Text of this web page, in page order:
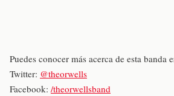
Puedes conocer más acerca de esta banda
Twitter: @theorwells
Facebook: /theorwellsband